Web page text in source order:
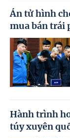
Án tử hình
mua bán trái
Hành trình
túy xuyên